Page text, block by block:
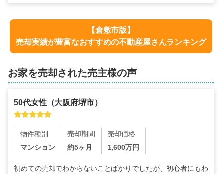
【倉敷市版】
売却実績が豊富なおすすめの不動産屋さんランキング
お家を売却された売主様の声
50代女性 （大阪府堺市）
物件種別
マンション
売却期間
約5ヶ月
売却価格
1,600万円
初めての売却でわからないことばかりでしたが、初心者にもわ